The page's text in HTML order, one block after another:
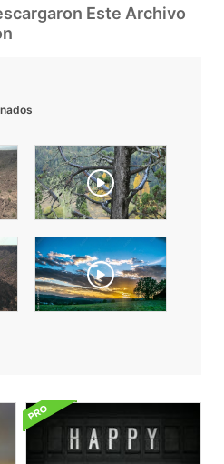
Este Archivo